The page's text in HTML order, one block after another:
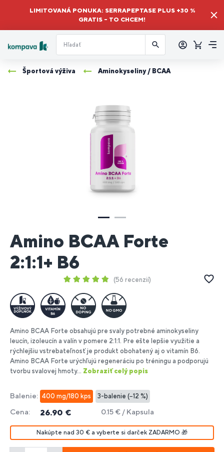
LIMITOVANÁ PONUKA: SERRAPEPTASE PLUS +30 %
GRATIS – TO CHCEM!
sa
Košík
Športová výživa Aminokyseliny / BCAA
Amino BCAA Forte
2:1:1+ B6
56 recenzií
Amino BCAA Forte obsahujú pre svaly potrebné aminokyseliny
leucín, izoleucín a valín v pomere 2:1:1. Pre ešte lepšie využitie a
rýchlejšiu vstrebateľnosť je produkt obohatený aj o vitamín B6.
Amino BCAA Forte urýchľujú regeneráciu po tréningu a podporujú
tvorbu svalovej hmoty... Zobraziť celý popis
Balenie: 400 mg/180 kps 3-balenie (−12 %)
Cena: 26.90 € 0.15 € / Kapsula
Nakúpte nad 30 € a vyberte si darček ZADARMO 🎁